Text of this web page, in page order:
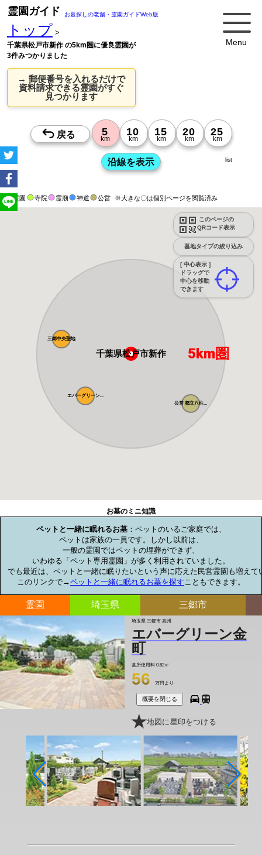
Menu
霊園ガイド お墓探しの老舗・霊園ガイドWeb版
トップ >
千葉県松戸市新作 の5km圏に優良霊園が
3件みつかりました
→ 郵便番号を入れるだけで
資料請求できる霊園がすぐ
見つかります
霊園 寺院 霊廟 神道 公営 ※大きな〇は個別ページを閲覧済み
このページの
QRコード表示
墓地タイプの絞り込み
[ 中心表示 ]
ドラッグで
中心を移動
できます
list
三郷中央聖地
エバーグリーン...
公営 都立八柱...
千葉県松戸市新作 5km圏
お墓のミニ知識
ペットと一緒に眠れるお墓：ペットのいるご家庭では、
ペットは家族の一員です。しかし以前は、
一般の霊園ではペットの埋葬ができず、
いわゆる「ペット専用霊園」が多く利用されていました。
でも最近は、ペットと一緒に眠りたいという声に応えた民営霊園も増えて
このリンクで→ペットと一緒に眠れるお墓を探す こともできます。
霊園 埼玉県 三郷市
埼玉県 三郷市 高州
エバーグリーン金
町
墓所使用料 0.82㎡
56 万円より
概要を閉じる
地図に星印をつける